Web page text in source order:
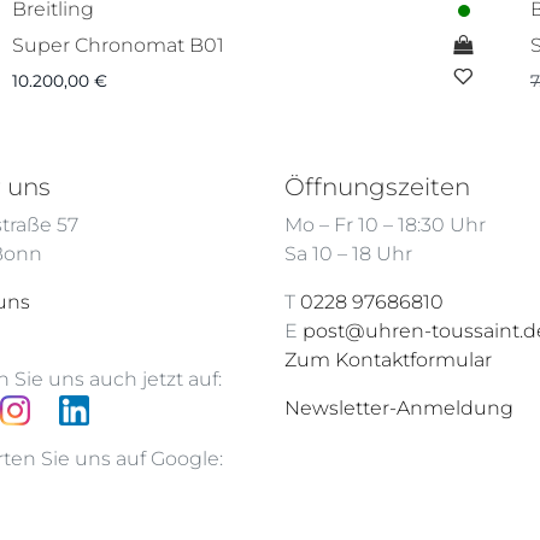
Breitling
Super Chronomat B01
10.200,00 €
uns
57
Sie uns auch jetzt auf:
Sie uns auf Google:
Öffnungszeiten
Mo – Fr 10 – 18:30 Uhr
Sa 10 – 18 Uhr
T 0228 97686810
E post@uhren-
Zum Kontaktformular
Newsletter-Anmeldung